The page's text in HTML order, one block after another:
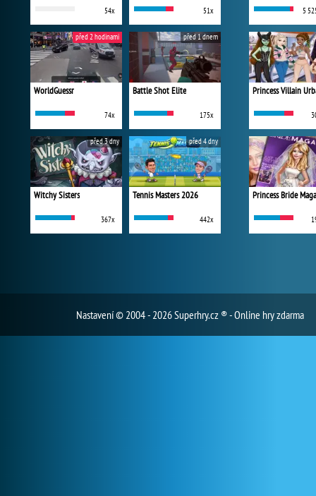
54x 51x
WorldGuessr
74x
před 2 hodinami
Battle Shot Elite
175x
před 1 dnem
Witchy Sisters
367x
před 3 dny
Tennis Masters 2026
442x
před 4 dny
5
Princess Bride
Nastavení© 2004 - 2026 Superhry.cz ® - Online hry zdarma